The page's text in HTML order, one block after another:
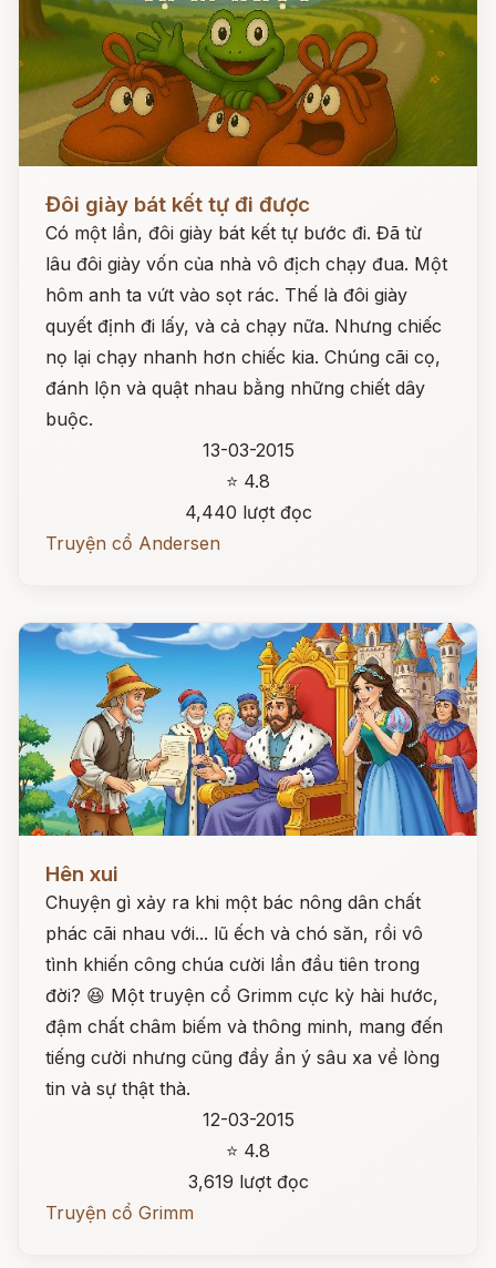
Đôi giày bát kết tự đi được
Có một lần, đôi giày bát kết tự bước đi. Đã từ
lâu đôi giày vốn của nhà vô địch chạy đua. Một
hôm anh ta vứt vào sọt rác. Thế là đôi giày
quyết định đi lấy, và cả chạy nữa. Nhưng chiếc
nọ lại chạy nhanh hơn chiếc kia. Chúng cãi cọ,
đánh lộn và quật nhau bằng những chiết dây
buộc.
13-03-2015
⭐ 4.8
4,440 lượt đọc
Truyện cổ Andersen
Hên xui
Chuyện gì xảy ra khi một bác nông dân chất
phác cãi nhau với... lũ ếch và chó săn, rồi vô
tình khiến công chúa cười lần đầu tiên trong
đời? 😆 Một truyện cổ Grimm cực kỳ hài hước,
đậm chất châm biếm và thông minh, mang đến
tiếng cười nhưng cũng đầy ẩn ý sâu xa về lòng
tin và sự thật thà.
12-03-2015
⭐ 4.8
3,619 lượt đọc
Truyện cổ Grimm